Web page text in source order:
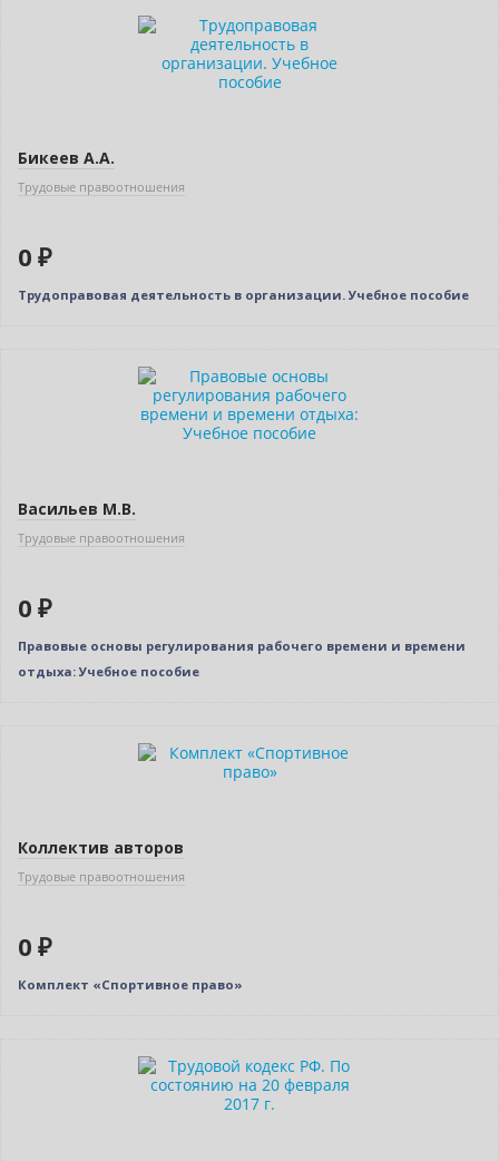
Бикеев А.А.
Трудовые правоотношения
0 ₽
Трудоправовая деятельность в организации. Учебное пособие
Васильев М.В.
Трудовые правоотношения
0 ₽
Правовые основы регулирования рабочего времени и времени
отдыха: Учебное пособие
Коллектив авторов
Трудовые правоотношения
0 ₽
Комплект «Спортивное право»